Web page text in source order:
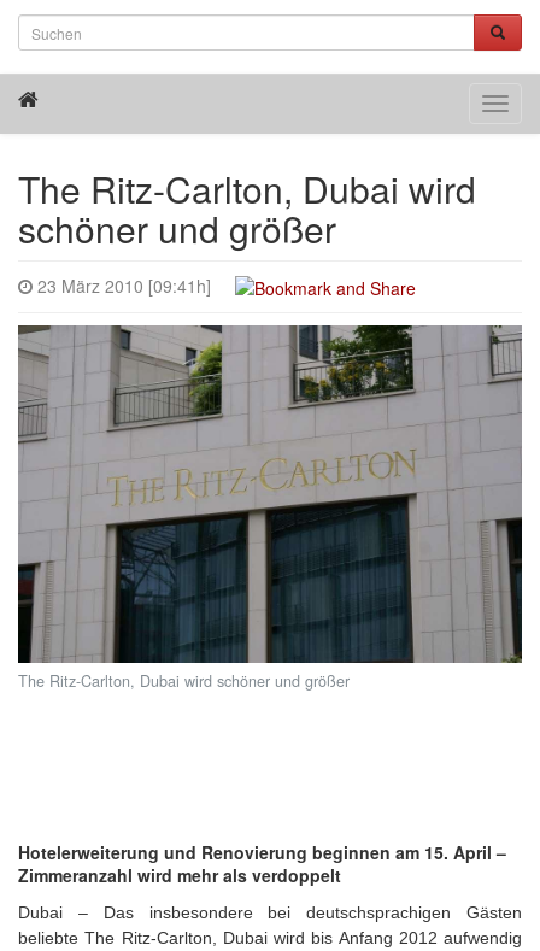
The Ritz-Carlton, Dubai wird
schöner und größer
23 März 2010 [09:41h]
The Ritz-Carlton, Dubai wird schöner und größer
Hotelerweiterung und Renovierung beginnen am 15. April –
Zimmeranzahl wird mehr als verdoppelt
Dubai – Das insbesondere bei deutschsprachigen Gästen
beliebte The Ritz-Carlton, Dubai wird bis Anfang 2012 aufwendig